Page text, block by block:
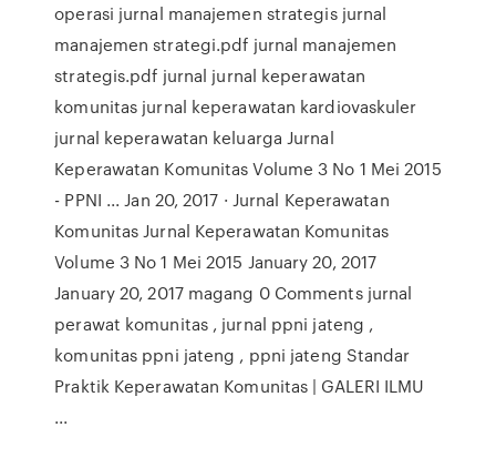
operasi jurnal manajemen strategis jurnal
manajemen strategi.pdf jurnal manajemen
strategis.pdf jurnal jurnal keperawatan
komunitas jurnal keperawatan kardiovaskuler
jurnal keperawatan keluarga Jurnal
Keperawatan Komunitas Volume 3 No 1 Mei 2015
- PPNI ... Jan 20, 2017 · Jurnal Keperawatan
Komunitas Jurnal Keperawatan Komunitas
Volume 3 No 1 Mei 2015 January 20, 2017
January 20, 2017 magang 0 Comments jurnal
perawat komunitas , jurnal ppni jateng ,
komunitas ppni jateng , ppni jateng Standar
Praktik Keperawatan Komunitas | GALERI ILMU
...